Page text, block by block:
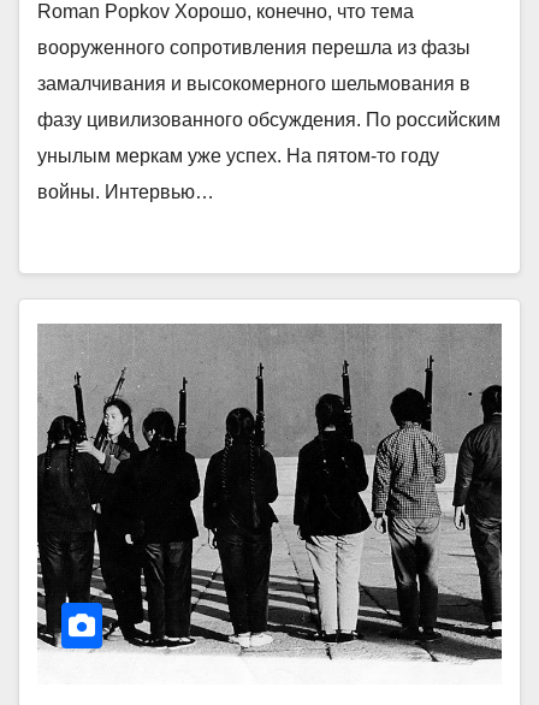
Roman Popkov Хорошо, конечно, что тема
вооруженного сопротивления перешла из фазы
замалчивания и высокомерного шельмования в
фазу цивилизованного обсуждения. По российским
унылым меркам уже успех. На пятом-то году
войны. Интервью…